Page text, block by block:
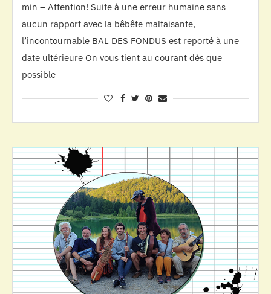
min – Attention! Suite à une erreur humaine sans
aucun rapport avec la bêbête malfaisante,
l’incontournable BAL DES FONDUS est reporté à une
date ultérieure On vous tient au courant dès que
possible